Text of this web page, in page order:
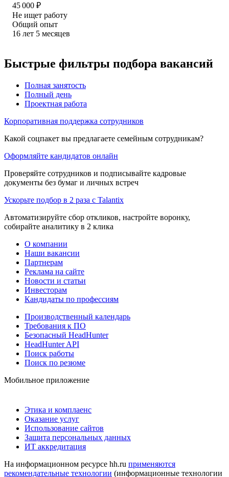
45 000 ₽
Не ищет работу
Общий опыт
16 лет 5 месяцев
Быстрые фильтры подбора вакансий
Полная занятость
Полный день
Проектная работа
Корпоративная поддержка сотрудников
Какой соцпакет вы предлагаете семейным сотрудникам?
Оформляйте кандидатов онлайн
Проверяйте сотрудников и подписывайте кадровые
документы без бумаг и личных встреч
Ускорьте подбор в 2 раза с Talantix
Автоматизируйте сбор откликов, настройте воронку,
собирайте аналитику в 2 клика
О компании
Наши вакансии
Партнерам
Реклама на сайте
Новости и статьи
Инвесторам
Кандидаты по профессиям
Производственный календарь
Требования к ПО
Безопасный HeadHunter
HeadHunter API
Поиск работы
Поиск по резюме
Мобильное приложение
Этика и комплаенс
Оказание услуг
Использование сайтов
Защита персональных данных
ИТ аккредитация
На информационном ресурсе hh.ru применяются
рекомендательные технологии (информационные технологии